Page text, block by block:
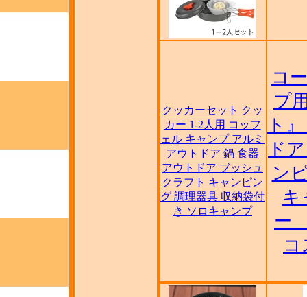
クッカーセット クッ
カー 1-2人用 コッフ
ェル キャンプ アルミ
アウトドア 鍋 食器
アウトドア ブッシュ
クラフト キャンピン
グ 調理器具 収納袋付
き ソロキャンプ
コ
プ
ト
ド
ン
キ
ー